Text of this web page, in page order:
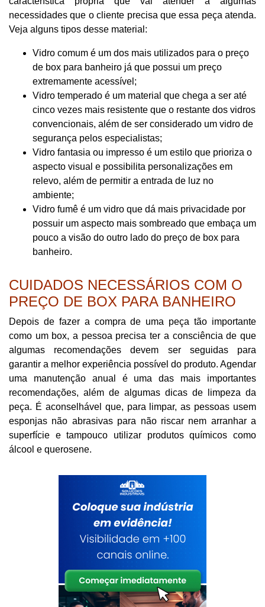
necessidades que o cliente precisa que essa peça atenda.
Veja alguns tipos desse material:
Vidro comum é um dos mais utilizados para o preço
de box para banheiro já que possui um preço
extremamente acessível;
Vidro temperado é um material que chega a ser até
cinco vezes mais resistente que o restante dos vidros
convencionais, além de ser considerado um vidro de
segurança pelos especialistas;
Vidro fantasia ou impresso é um estilo que prioriza o
aspecto visual e possibilita personalizações em
relevo, além de permitir a entrada de luz no
ambiente;
Vidro fumê é um vidro que dá mais privacidade por
possuir um aspecto mais sombreado que embaça um
pouco a visão do outro lado do preço de box para
banheiro.
CUIDADOS NECESSÁRIOS COM O
PREÇO DE BOX PARA BANHEIRO
Depois de fazer a compra de uma peça tão importante
como um box, a pessoa precisa ter a consciência de que
algumas recomendações devem ser seguidas para
garantir a melhor experiência possível do produto. Agendar
uma manutenção anual é uma das mais importantes
recomendações, além de algumas dicas de limpeza da
peça. É aconselhável que, para limpar, as pessoas usem
esponjas não abrasivas para não riscar nem arranhar a
superfície e tampouco utilizar produtos químicos como
álcool e querosene.